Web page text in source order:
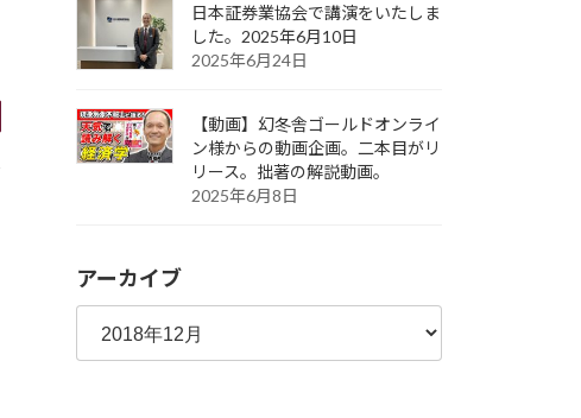
日本証券業協会で講演をいたしま
した。2025年6月10日
2025年6月24日
【動画】幻冬舎ゴールドオンライ
ン様からの動画企画。二本目がリ
リース。拙著の解説動画。
2025年6月8日
アーカイブ